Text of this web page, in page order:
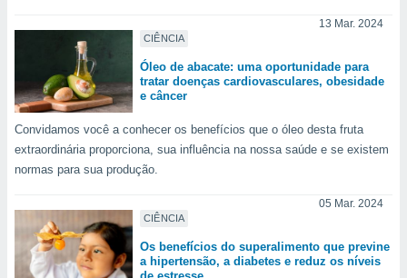
CIÊNCIA
13 Mar. 2024
Óleo de abacate: uma oportunidade para
tratar doenças cardiovasculares, obesidade
e câncer
Convidamos você a conhecer os benefícios que o óleo desta fruta
extraordinária proporciona, sua influência na nossa saúde e se existem
normas para sua produção.
CIÊNCIA
05 Mar. 2024
Os benefícios do superalimento que previne
a hipertensão, a diabetes e reduz os níveis